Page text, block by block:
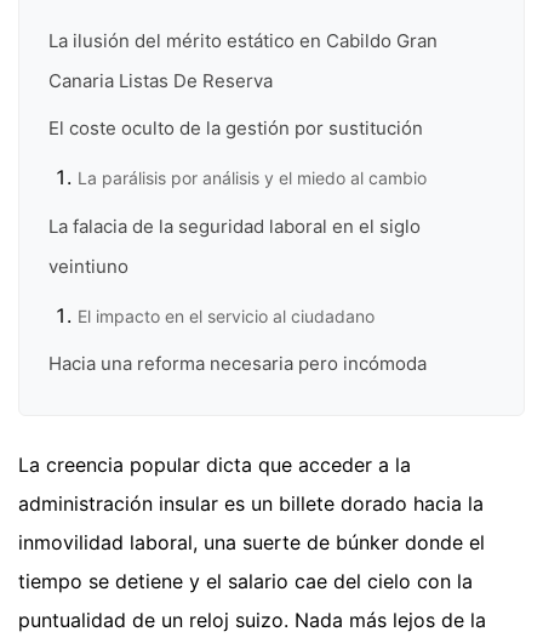
La ilusión del mérito estático en Cabildo Gran
Canaria Listas De Reserva
El coste oculto de la gestión por sustitución
La parálisis por análisis y el miedo al cambio
La falacia de la seguridad laboral en el siglo
veintiuno
El impacto en el servicio al ciudadano
Hacia una reforma necesaria pero incómoda
La creencia popular dicta que acceder a la
administración insular es un billete dorado hacia la
inmovilidad laboral, una suerte de búnker donde el
tiempo se detiene y el salario cae del cielo con la
puntualidad de un reloj suizo. Nada más lejos de la